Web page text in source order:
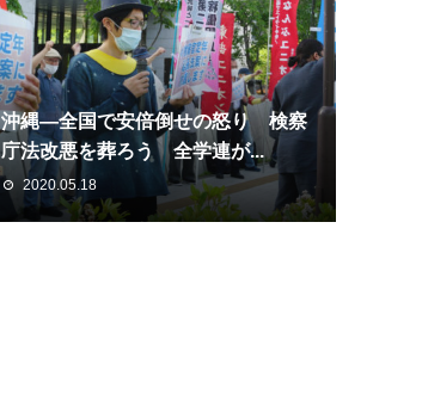
沖縄―全国で安倍倒せの怒り 検察
庁法改悪を葬ろう 全学連が...
2020.05.18